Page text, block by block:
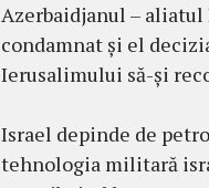
Azerbaidjanul –
condamnat și el
Ierusalimului să-și
Israel depinde de
tehnologia militară